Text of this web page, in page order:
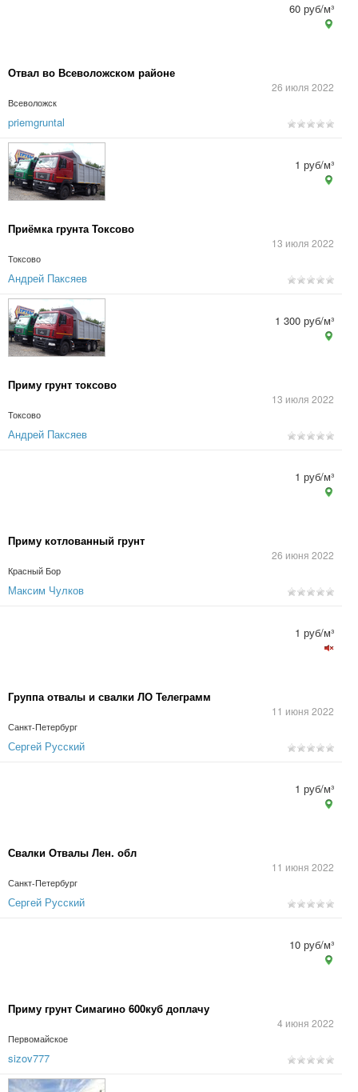
Отвал во Всеволожском районе
26 июля 2022
Всеволожск
60 руб/м³
priemgruntal
Приёмка грунта Токсово
13 июля 2022
Токсово
1 руб/м³
Андрей Паксяев
Приму грунт токсово
13 июля 2022
Токсово
1 300 руб/м³
Андрей Паксяев
Приму котлованный грунт
26 июня 2022
Красный Бор
1 руб/м³
Максим Чулков
Группа отвалы и свалки ЛО Телеграмм
11 июня 2022
Санкт-Петербург
1 руб/м³
Сергей Русский
Свалки Отвалы Лен. обл
11 июня 2022
Санкт-Петербург
1 руб/м³
Сергей Русский
Приму грунт Симагино 600куб доплачу
4 июня 2022
Первомайское
10 руб/м³
sizov777